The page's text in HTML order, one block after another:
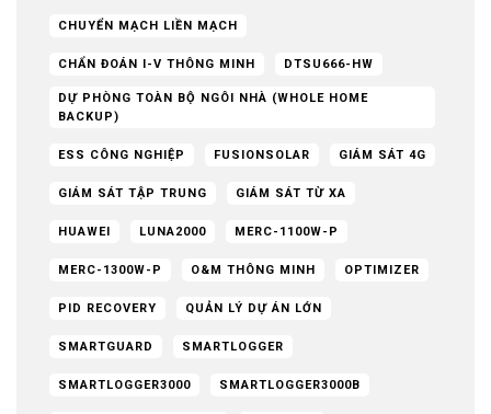
CHUYỂN MẠCH LIỀN MẠCH
CHẨN ĐOÁN I-V THÔNG MINH DTSU666-HW
DỰ PHÒNG TOÀN BỘ NGÔI NHÀ (WHOLE HOME
BACKUP)
ESS CÔNG NGHIỆP FUSIONSOLAR GIÁM SÁT 4G
GIÁM SÁT TẬP TRUNG GIÁM SÁT TỪ XA
HUAWEI LUNA2000 MERC-1100W-P
MERC-1300W-P O&M THÔNG MINH OPTIMIZER
PID RECOVERY QUẢN LÝ DỰ ÁN LỚN
SMARTGUARD SMARTLOGGER
SMARTLOGGER3000 SMARTLOGGER3000B